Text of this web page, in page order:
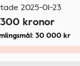
2025-01-23
kronor
30 000 kr